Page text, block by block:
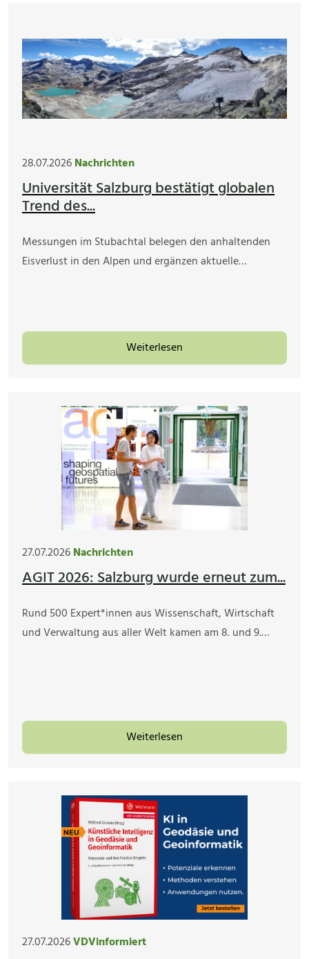
28.07.2026Nachrichten
Universität Salzburg bestätigt globalen
Trend des...
Messungen im Stubachtal belegen den anhaltenden
Eisverlust in den Alpen und ergänzen aktuelle…
Weiterlesen
27.07.2026Nachrichten
AGIT 2026: Salzburg wurde erneut zum...
Rund 500 Expert*innen aus Wissenschaft, Wirtschaft
und Verwaltung aus aller Welt kamen am 8. und 9.…
Weiterlesen
27.07.2026VDVinformiert